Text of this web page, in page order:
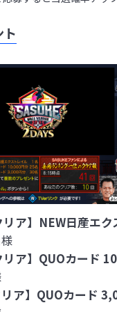
ト
リア】NEW日産エ
リア】QUOカード
リア】QUOカード